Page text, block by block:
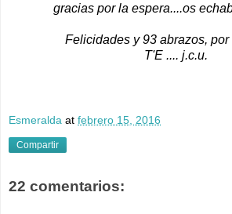
gracias por la espera....os
Felicidades y 93 abrazos, por
T'E .... j.c.u.
Esmeralda at febrero 15, 2016
Compartir
22 comentarios: